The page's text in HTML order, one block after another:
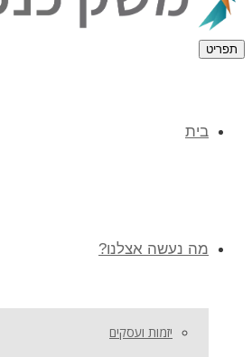
תפריט
בית
מה נעשה אצלנו?
יזמות ועסקים